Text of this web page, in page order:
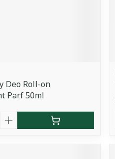
Deo Roll-on
Parf 50ml